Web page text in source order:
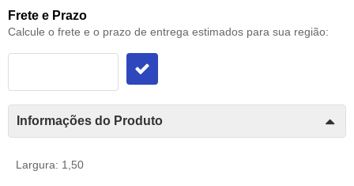
Frete e Prazo
Calcule o frete e o prazo de entrega estimados para sua região:
Informações do Produto
Largura: 1,50